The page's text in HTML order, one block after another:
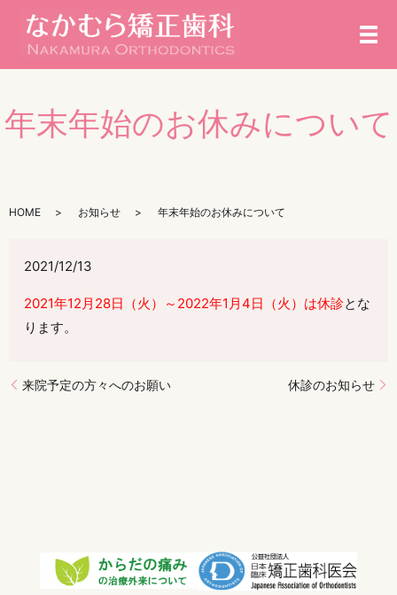
メ
年末年始のお休みについて
HOME お知らせ 年末年始のお休みについて
2021/12/13
2021年12月28日（火）～2022年1月4日（火）は休診とな
ります。
来院予定の方々へのお願い 休診のお知らせ